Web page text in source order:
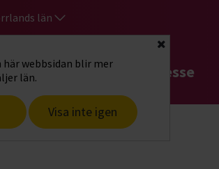
län
webbsidan blir mer
län.
Visa inte igen
Stäng
startsidaHitta intresse